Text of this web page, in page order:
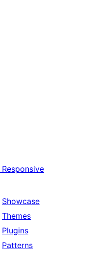
Responsive
Showcase
Themes
Plugins
Patterns